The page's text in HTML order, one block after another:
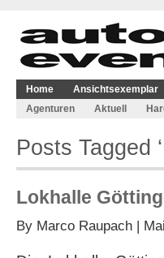
Home Ansichtsexemplar
Agenturen
Aktuell
Posts Tagged
Lokhalle
By Marco Raupach |